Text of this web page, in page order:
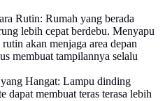
Rutin: Rumah yang berada
lebih cepat berdebu. Menyapu
akan menjaga area depan
membuat tampilannya selalu
Hangat: Lampu dinding
dapat membuat teras terasa lebih